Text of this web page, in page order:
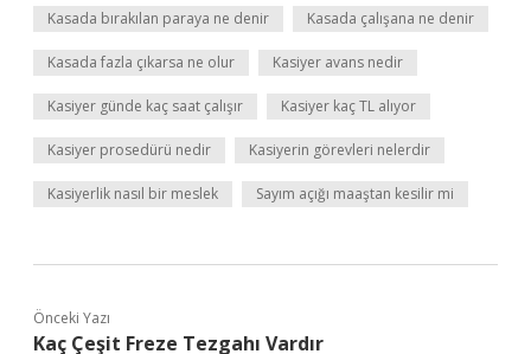
Kasada bırakılan paraya ne denir Kasada çalışana ne denir
Kasada fazla çıkarsa ne olur Kasiyer avans nedir
Kasiyer günde kaç saat çalışır Kasiyer kaç TL alıyor
Kasiyer prosedürü nedir Kasiyerin görevleri nelerdir
Kasiyerlik nasıl bir meslek Sayım açığı maaştan kesilir mi
Önceki Yazı
Kaç Çeşit Freze Tezgahı Vardır